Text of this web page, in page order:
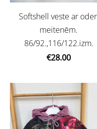
Softshell veste ar
meitenēm.
86/92.,116/122.izm.
€28.00